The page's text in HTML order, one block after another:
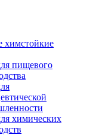
химстойкие
пищевого
химических